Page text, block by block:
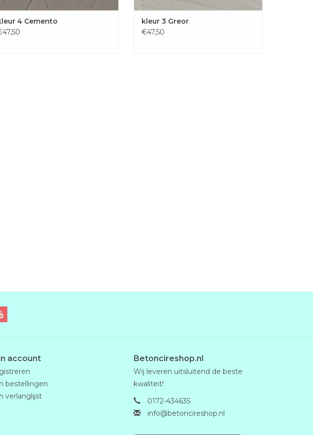
4 Cemento
kleur 3 Greor
€47,50
account
bestellingen
verlanglijst
Betoncireshop.nl
Wij leveren uitsluitend de beste
kwaliteit!
0172-434635
info@betoncireshop.nl